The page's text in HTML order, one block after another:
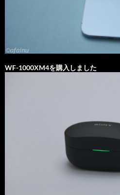
WF-1000XM4を購入しました